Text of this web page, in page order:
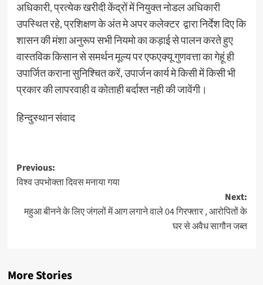
अधिकारी, प्रत्येक खरीदी केंद्रों में नियुक्त नोडल अधिकारी
उपस्थित रहे, प्रशिक्षण के अंत मे अपर कलेक्टर द्वारा निर्देश दिए कि
शासन की मंशा अनुरूप सभी नियमो का कड़ाई से पालन करते हुए
वास्तविक किसान से समर्थन मूल्य पर एफएक्यू गुणवत्ता का गेहूं ही
उपार्जित कराना सुनिश्चित करें, उपार्जन कार्य मे किसी में किसी भी
प्रकार की लापरवाही व कोताही बर्दाश्त नही की जावेंगी।
हिन्दुस्थान संवाद
Post
navigation
Previous:
विश्व उपभोक्ता दिवस मनाया गया
Next:
महुआ बीनने के लिए जंगलों में आग लगाने वाले 04 गिरफ्तार , आरोपितों के
घर से अवैध सागौन जब्त
More Stories